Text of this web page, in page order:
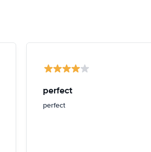
perfect
perfect